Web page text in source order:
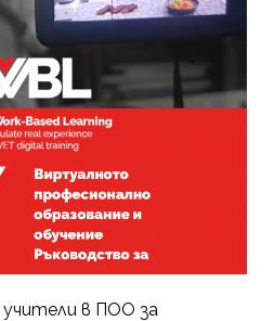
учители в ПОО за